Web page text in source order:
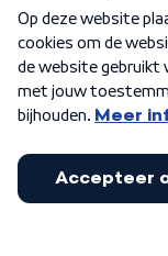
Algemene